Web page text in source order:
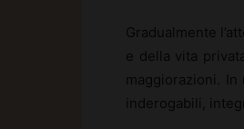
Gradualmente
e della vita
maggiorazioni.
inderogabili,